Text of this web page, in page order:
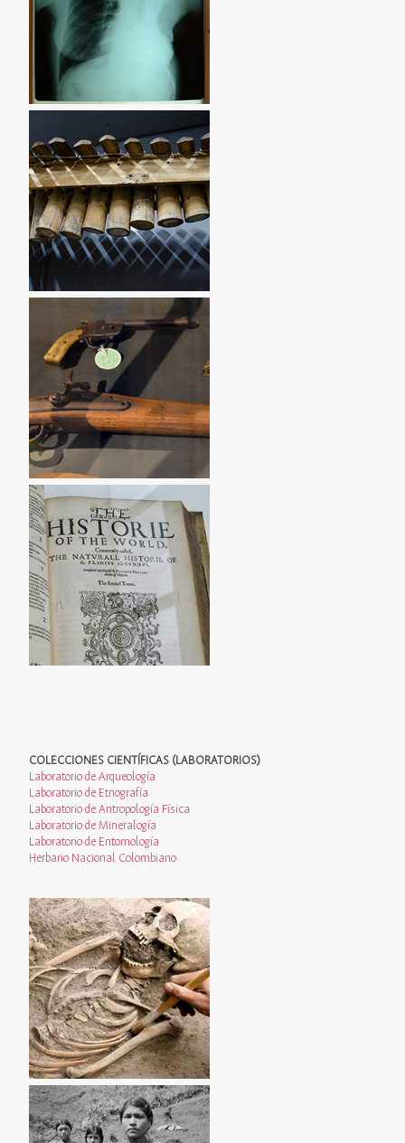
COLECCIONES CIENTÍFICAS (LABORATORIOS)
Laboratorio de Arqueología
Laboratorio de Etnografía
Laboratorio de Antropología Física
Laboratorio de Mineralogía
Laboratorio de Entomología
Herbario Nacional Colombiano